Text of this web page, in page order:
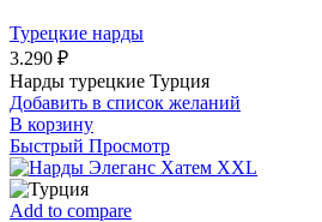
Турецкие нарды
3.290 ₽
Нарды турецкие Турция
Добавить в список желаний
В корзину
Быстрый Просмотр
Add to compare